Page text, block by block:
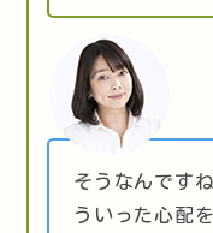
そうなんです
ういった心配